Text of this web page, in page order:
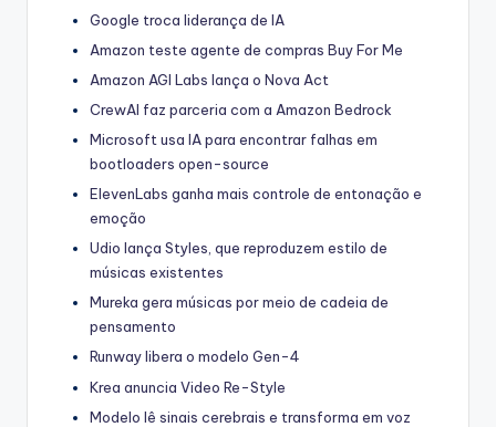
Google troca liderança de IA
Amazon teste agente de compras Buy For Me
Amazon AGI Labs lança o Nova Act
CrewAI faz parceria com a Amazon Bedrock
Microsoft usa IA para encontrar falhas em
bootloaders open-source
ElevenLabs ganha mais controle de entonação e
emoção
Udio lança Styles, que reproduzem estilo de
músicas existentes
Mureka gera músicas por meio de cadeia de
pensamento
Runway libera o modelo Gen-4
Krea anuncia Video Re-Style
Modelo lê sinais cerebrais e transforma em voz